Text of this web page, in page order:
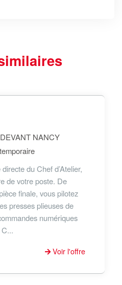
NANCY
du Chef d’Atelier,
de votre poste. De
finale, vous pilotez
presses plieuses de
numériques
Voir l'offre